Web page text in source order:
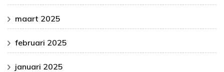
maart 2025
februari 2025
januari 2025